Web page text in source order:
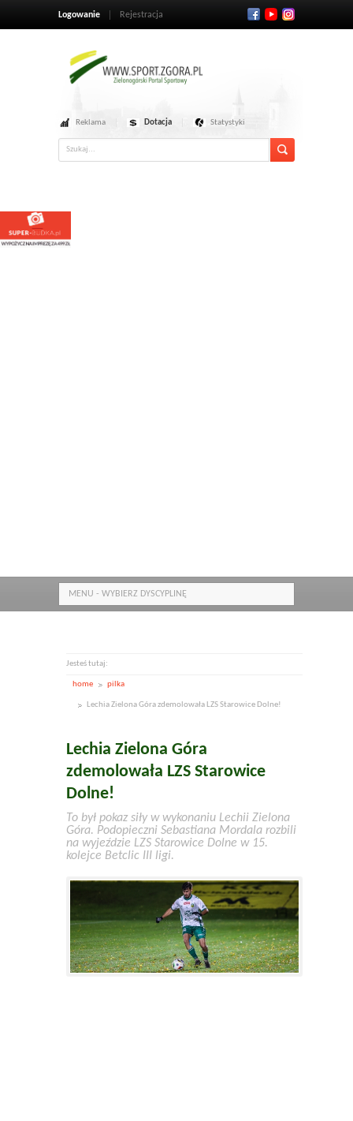
Logowanie Rejestracja
Reklama Dotacja Statystyki
MENU - WYBIERZ DYSCYPLINĘ
Jesteś tutaj:
home pilka
Lechia Zielona Góra zdemolowała LZS Starowice Dolne!
Lechia Zielona Góra
zdemolowała LZS Starowice
Dolne!
To był pokaz siły w wykonaniu Lechii Zielona
Góra. Podopieczni Sebastiana Mordala rozbili
na wyjeździe LZS Starowice Dolne w 15.
kolejce Betclic III ligi.